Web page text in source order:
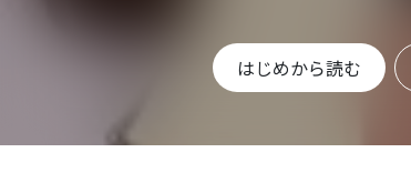
はじめから読む